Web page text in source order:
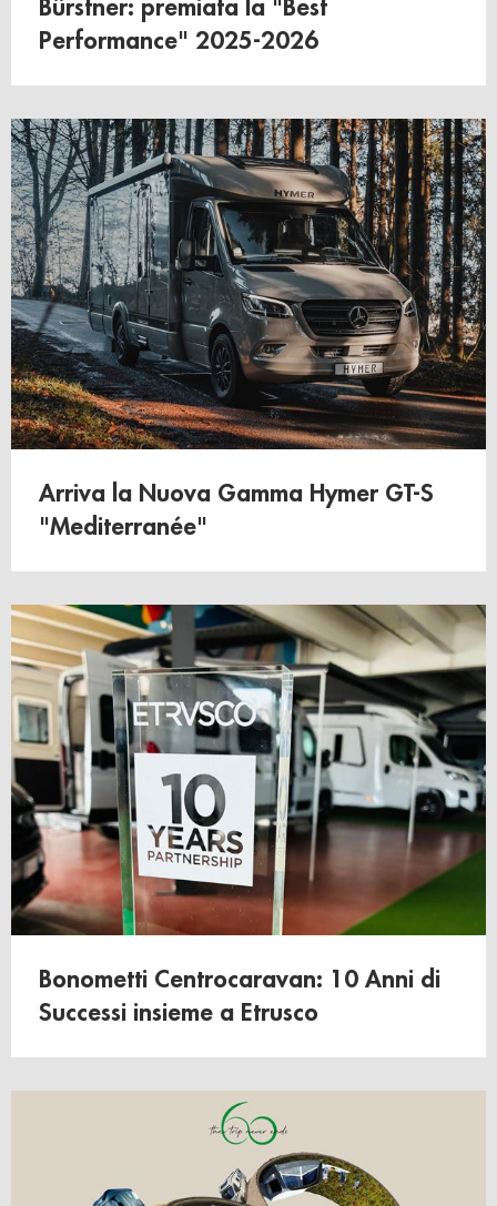
Bürstner: premiata la "Best
Performance" 2025-2026
Arriva la Nuova Gamma Hymer GT-S
"Mediterranée"
Bonometti Centrocaravan: 10 Anni di
Successi insieme a Etrusco